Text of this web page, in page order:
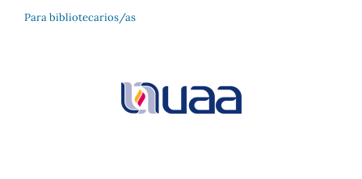
Para bibliotecarios/as